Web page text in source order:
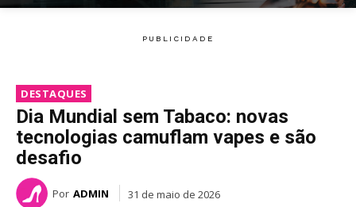
DESTAQUES
Dia Mundial sem Tabaco: novas
tecnologias camuflam vapes e são
desafio
Por ADMIN 31 de maio de 2026